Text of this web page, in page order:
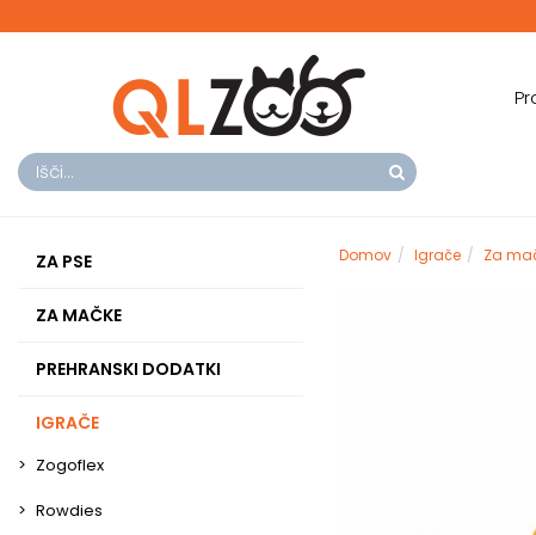
ZA PSE
ZA MAČKE
PREHRANSKI DODATKI
IGRAČE
Zogoflex
Rowdies
Domov Igrače Za